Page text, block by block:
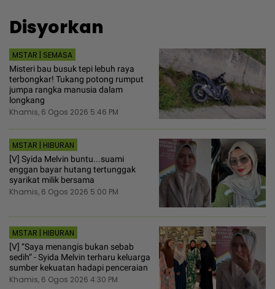
Disyorkan
MSTAR | SEMASA
Misteri bau busuk tepi lebuh raya
terbongkar! Tukang potong rumput
jumpa rangka manusia dalam
longkang
Khamis, 6 Ogos 2026 5:46 PM
MSTAR | HIBURAN
[V] Syida Melvin buntu...suami
enggan bayar hutang tertunggak
syarikat milik bersama
Khamis, 6 Ogos 2026 5:00 PM
MSTAR | HIBURAN
[V] “Saya menangis bukan sebab
sedih“ - Syida Melvin terharu keluarga
sumber kekuatan hadapi penceraian
Khamis, 6 Ogos 2026 4:30 PM